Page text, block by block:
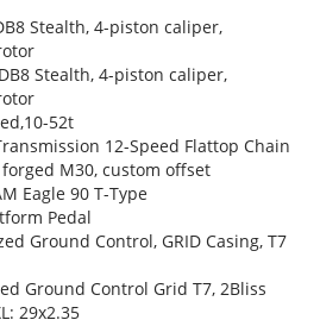
Stealth, 4-piston caliper,
Stealth, 4-piston caliper,
52t
12-Speed Flattop Chain
forged M30, custom offset
Eagle 90 T-Type
Pedal
Ground Control, GRID Casing, T7
Ground Control Grid T7, 2Bliss
29x2.35